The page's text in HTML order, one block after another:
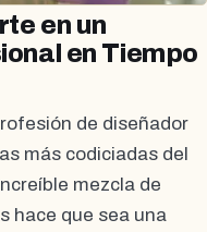
en un
en Tiempo
de diseñador
más codiciadas del
mezcla de
hace que sea una